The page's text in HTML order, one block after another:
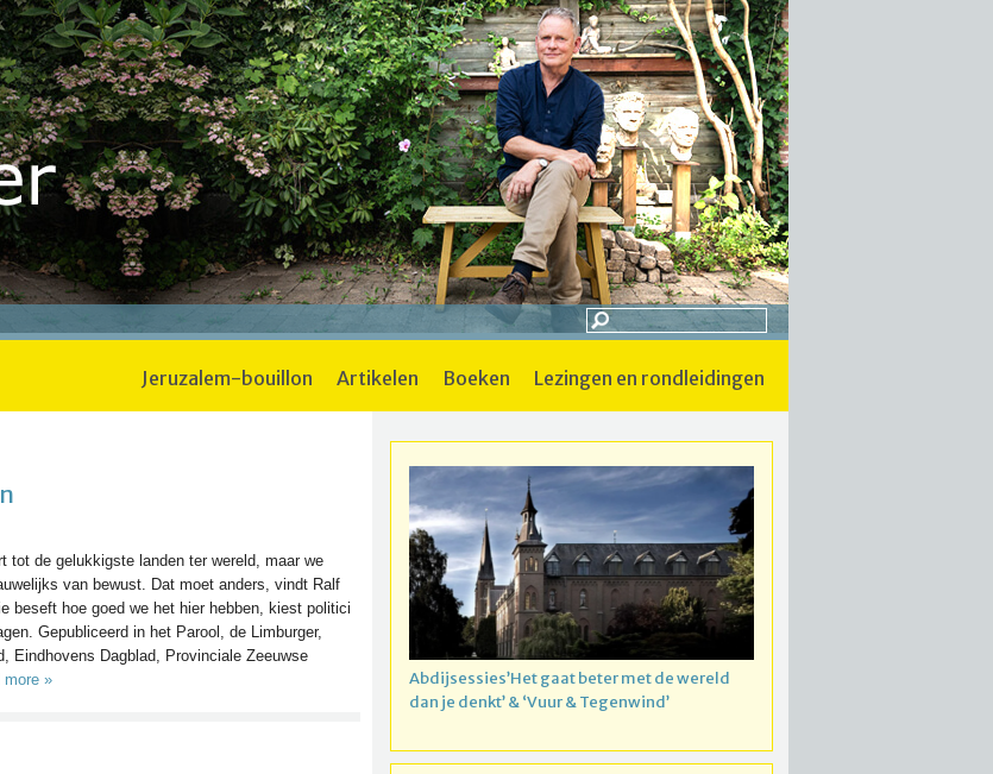
jeruzalem-bouillon artikelen boeken lezingen en rondleidingen
tot de gelukkigste landen ter wereld, maar we
van bewust. Dat moet anders, vindt Ralf
beseft hoe goed we het hier hebben, kiest politici
Gepubliceerd in het Parool, de Limburger,
Eindhovens Dagblad, Provinciale Zeeuwse
more »
Abdijsessies’Het gaat beter met de wereld
dan je denkt’ & ‘Vuur & Tegenwind’